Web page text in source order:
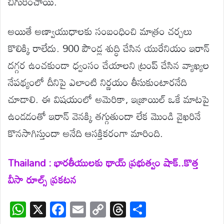
అయితే అణ్వాయుధాలకు సంబంధించి మాత్రం చర్చలు
కొలిక్కి రాలేదు. 900 పౌండ్ల శుద్ధి చేసిన యురేనియం ఇరాన్
దగ్గర ఉంచకుండా ధ్వంసం చేయాలని ట్రంప్ చేసిన వ్యాఖ్యల
నేపథ్యంలో దీనిపై ఎలాంటి నిర్ణయం తీసుకుంటారనేది
చూడాలి. ఈ విషయంలో అమెరికా, ఇజ్రాయిల్ ఒకే మాటపై
ఉండడంతో ఇరాన్ వెనక్కి తగ్గుతుందా లేక మొండి వైఖరినే
కొనసాగిస్తుందా అనేది ఆసక్తికరంగా మారింది.
Thailand : భారతీయులకు థాయ్ ప్రభుత్వం షాక్..కొత్త
వీసా రూల్స్ ప్రకటన
W X F E C T